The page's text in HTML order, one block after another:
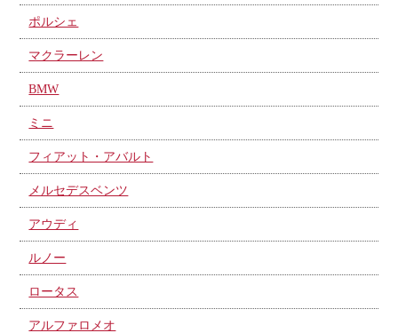
ポルシェ
マクラーレン
BMW
ミニ
フィアット・アバルト
メルセデスベンツ
アウディ
ルノー
ロータス
アルファロメオ